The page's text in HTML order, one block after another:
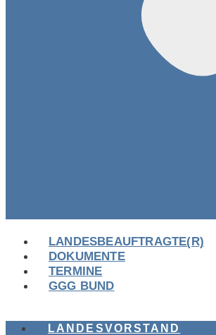
LANDESBEAUFTRAGTE(R)
DOKUMENTE
TERMINE
GGG BUND
LANDESVORSTAND